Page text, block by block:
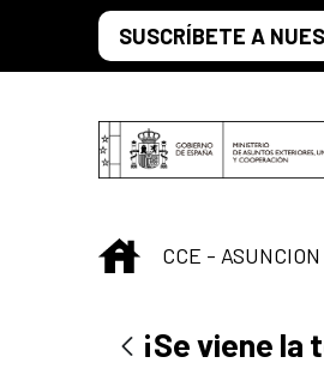
Saltar al contenido principal
SUSCRÍBETE A
INICIO
CCE - ASUNCION
¡Se viene